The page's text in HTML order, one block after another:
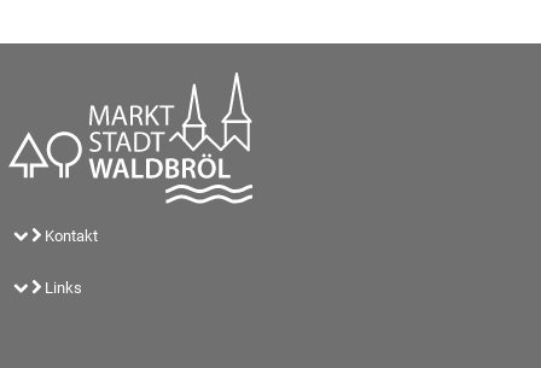
Kontakt
Links